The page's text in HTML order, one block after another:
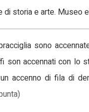
di storia e arte. Museo
sono
son accennati con lo
accenno di fila di